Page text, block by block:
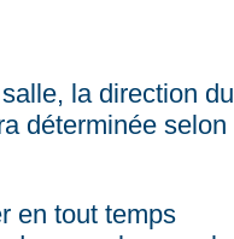
la direction du
déterminée selon
en tout temps